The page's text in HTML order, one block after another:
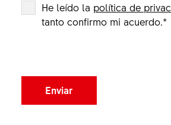
He leído la política de
tanto confirmo mi acuerdo.*
Enviar